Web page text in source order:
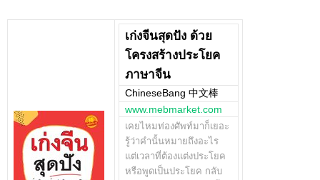
เก่งจีนสุดปัง ด้วย
โครงสร้างประโยค
ภาษาจีน
ChineseBang 中文棒
www.mebmarket.com
เคยไหมท่องศัพท์มาก็เยอะ
รู้ว่าคำนั้นหมายถึงอะไร
แต่เวลาที่ต้องแต่งประโยค
หรือพูดเป็นประโยค กลับ